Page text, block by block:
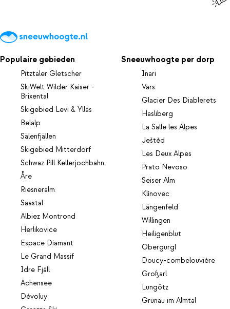
Populaire gebieden
Pitztaler Gletscher
SkiWelt Wilder Kaiser -
Brixental
Skigebied Levi & Ylläs
Belalp
Sälenfjällen
Skigebied Mitterdorf
Schwaz Pill Kellerjochbahn
Åre
Riesneralm
Saastal
Albiez Montrond
Herlikovice
Espace Diamant
Le Grand Massif
Idre Fjäll
Achensee
Dévoluy
Sneeuwhoogte per dorp
Inari
Vars
Glacier Des Diablerets
Hasliberg
La Salle les Alpes
Ještěd
Les Deux Alpes
Prato Nevoso
Seiser Alm
Klínovec
Längenfeld
Willingen
Heiligenblut
Obergurgl
Doucy-combelouvière
Großarl
Lungötz
Grünau im Almtal